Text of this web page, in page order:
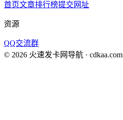
首页文章排行榜提交网址
资源
QQ交流群
© 2026 火速发卡网导航 · cdkaa.com